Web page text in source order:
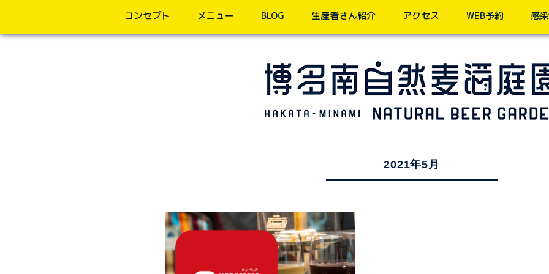
コンセプト メニュー BLOG 生産者さん紹介 アクセス WEB予約 感
2021年5月